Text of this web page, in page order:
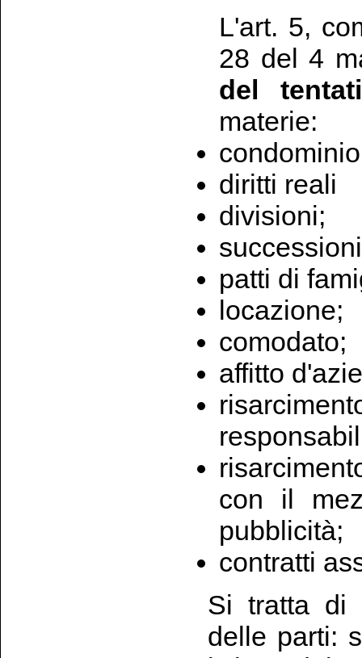
L'art. 5,
28 del 4
del
materie:
diritti reali
divisioni;
patti di
locazione;
comodato;
affitto
con il
pubblicità;
contratti
Si tratta di
delle parti: